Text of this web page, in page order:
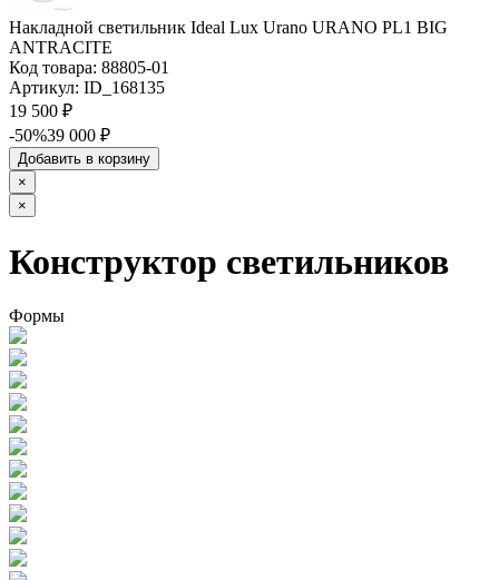
Накладной светильник Ideal Lux Urano URANO PL1 BIG
ANTRACITE
Код товара: 88805-01
Артикул: ID_168135
19 500 ₽
-50%39 000 ₽
Добавить в корзину
×
×
Конструктор светильников
Формы